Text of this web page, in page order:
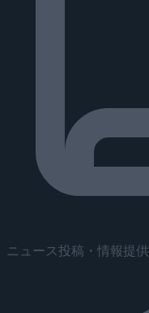
ニュース投稿・情報提供